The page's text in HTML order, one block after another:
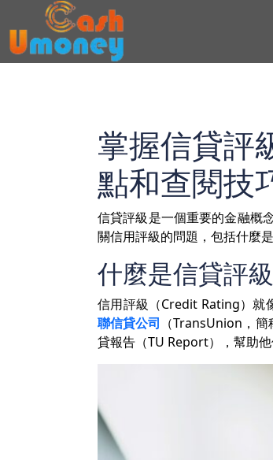
掌握信貸評
點和查閱技
信貸評級是一個重要的金融概
關信用評級的問題，包括什麼
什麼是信貸評
信用評級（Credit Rating）就
聯信貸公司 （TransUnion，
貸報告（TU Report），幫助